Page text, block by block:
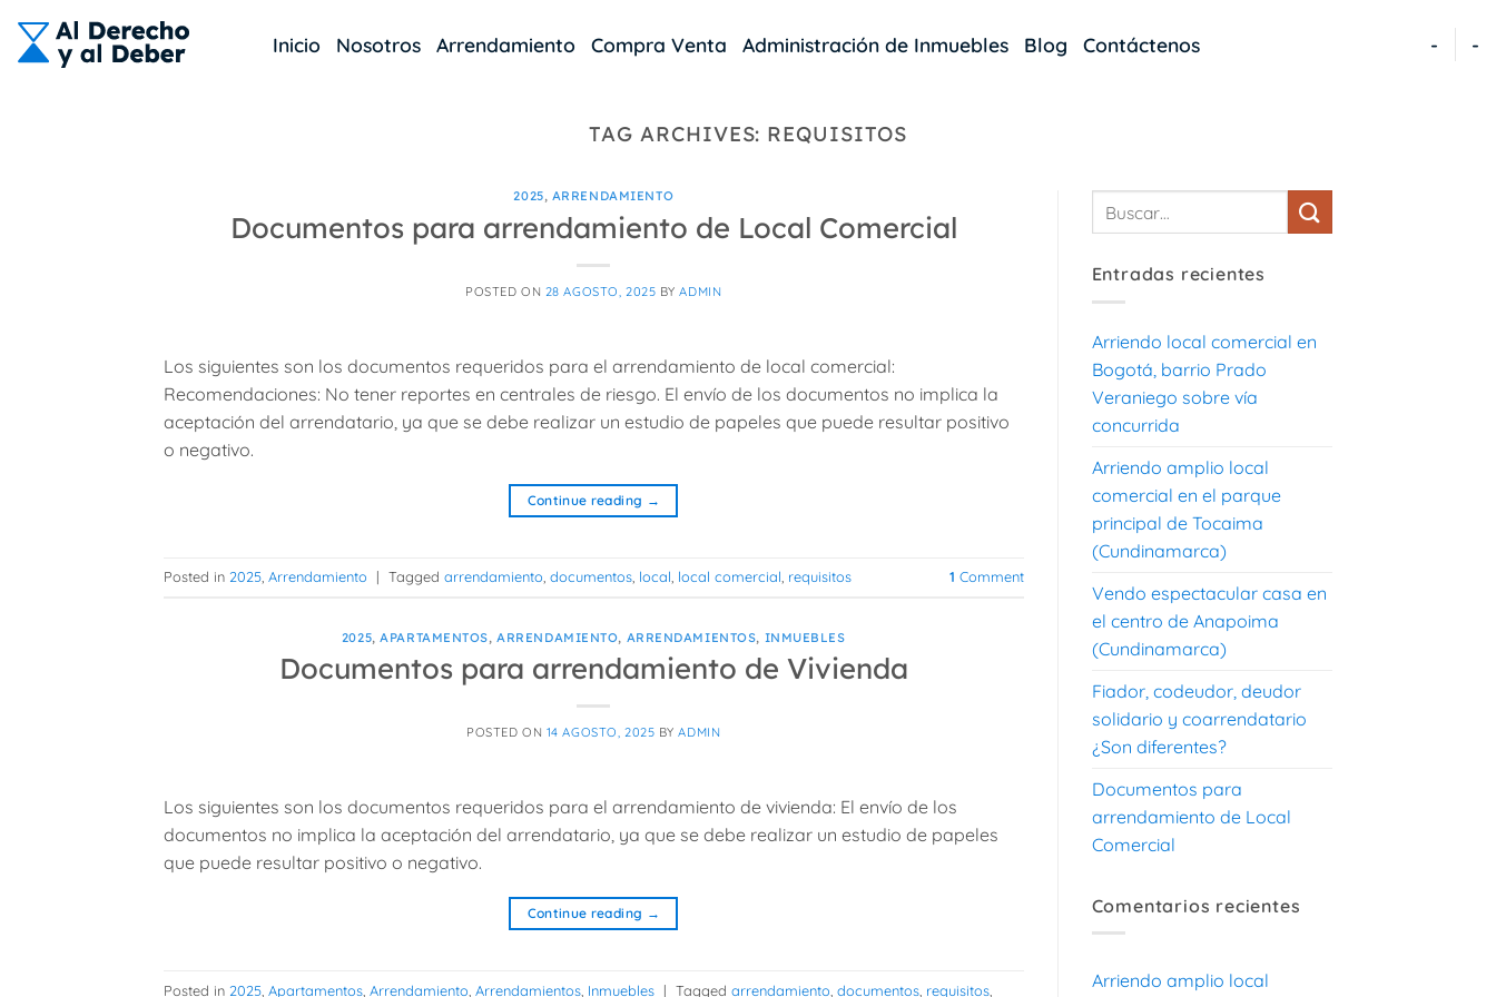
content
Inicio Nosotros Arrendamiento Compra Venta Administración de Inmuebles Blog Contáctenos - -
TAG ARCHIVES: REQUISITOS
2025, ARRENDAMIENTO
Documentos para arrendamiento de Local Comercial
POSTED ON 28 AGOSTO, 2025 BYADMIN
Los siguientes son los documentos requeridos para el arrendamiento de local comercial:
Recomendaciones: No tener reportes en centrales de riesgo. El envío de los documentos no implica la
aceptación del arrendatario, ya que se debe realizar un estudio de papeles que puede resultar positivo
o negativo.
Continue reading →
Posted in 2025 Arrendamiento | Tagged arrendamiento documentos local local comercial requisitos 1 Comment
2025,APARTAMENTOS,ARRENDAMIENTO, ARRENDAMIENTOS, INMUEBLES
Documentos para arrendamiento de Vivienda
POSTED ON 14 AGOSTO, 2025 BYADMIN
Los siguientes son los documentos requeridos para el arrendamiento de vivienda: El envío de los
documentos no implica la aceptación del arrendatario, ya que se debe realizar un estudio de papeles
que puede resultar positivo o negativo.
Continue reading →
Posted in 2025 Apartamentos Arrendamiento Arrendamientos Inmuebles | Tagged arrendamiento documentos requisitos
Entradas recientes
Arriendo local comercial en
Bogotá, barrio Prado
Veraniego sobre vía
concurrida
Arriendo amplio local
comercial en el parque
principal de Tocaima
(Cundinamarca)
Vendo espectacular casa en
el centro de Anapoima
(Cundinamarca)
Fiador, codeudor, deudor
solidario y coarrendatario
¿Son diferentes?
Documentos para
arrendamiento de Local
Comercial
Comentarios recientes
Arriendo amplio local